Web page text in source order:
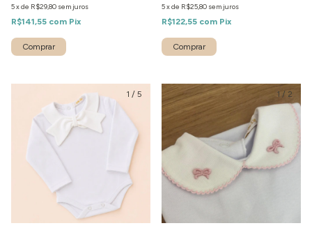
5xde R$29,80 sem juros
R$141,55 com Pix
5xde R$25,80 sem juros
R$122,55 com Pix
1 / 5 1 / 2